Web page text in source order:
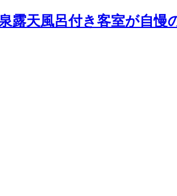
露天風呂付き客室が自慢